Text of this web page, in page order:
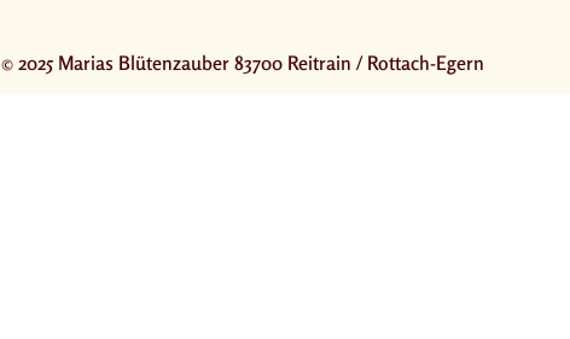
© 2025 Marias Blütenzauber 83700 Reitrain / Rottach-Egern